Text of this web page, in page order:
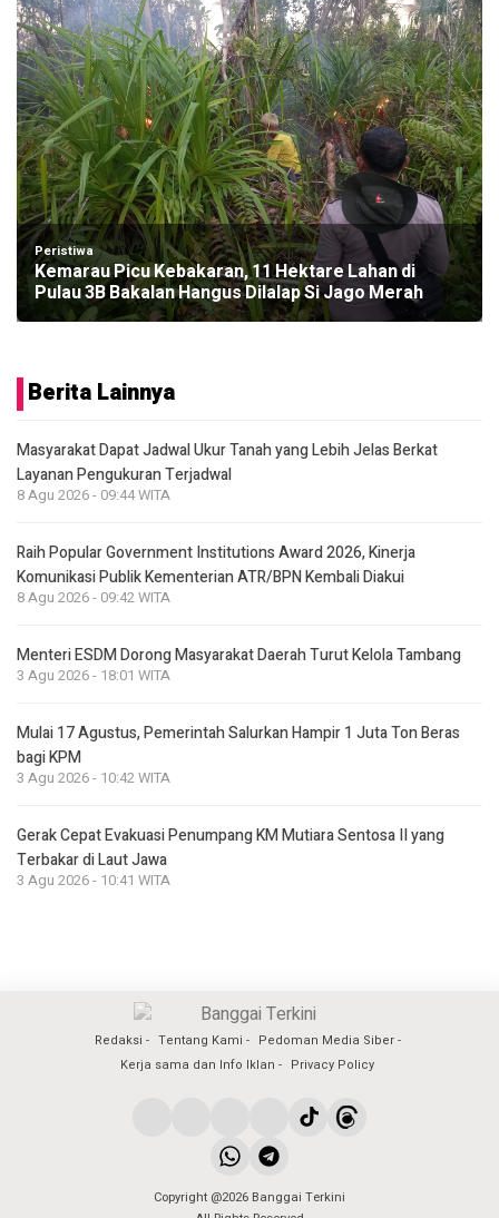
Peristiwa
Kemarau Picu Kebakaran, 11 Hektare Lahan di
Pulau 3B Bakalan Hangus Dilalap Si Jago Merah
Berita Lainnya
Masyarakat Dapat Jadwal Ukur Tanah yang Lebih Jelas Berkat
Layanan Pengukuran Terjadwal
8 Agu 2026 - 09:44 WITA
Raih Popular Government Institutions Award 2026, Kinerja
Komunikasi Publik Kementerian ATR/BPN Kembali Diakui
8 Agu 2026 - 09:42 WITA
Menteri ESDM Dorong Masyarakat Daerah Turut Kelola Tambang
3 Agu 2026 - 18:01 WITA
Mulai 17 Agustus, Pemerintah Salurkan Hampir 1 Juta Ton Beras
bagi KPM
3 Agu 2026 - 10:42 WITA
Gerak Cepat Evakuasi Penumpang KM Mutiara Sentosa II yang
Terbakar di Laut Jawa
3 Agu 2026 - 10:41 WITA
Redaksi Tentang Kami
Pedoman Media Siber
Kerja sama dan Info Iklan
Privacy Policy
Copyright @2026 Banggai Terkini